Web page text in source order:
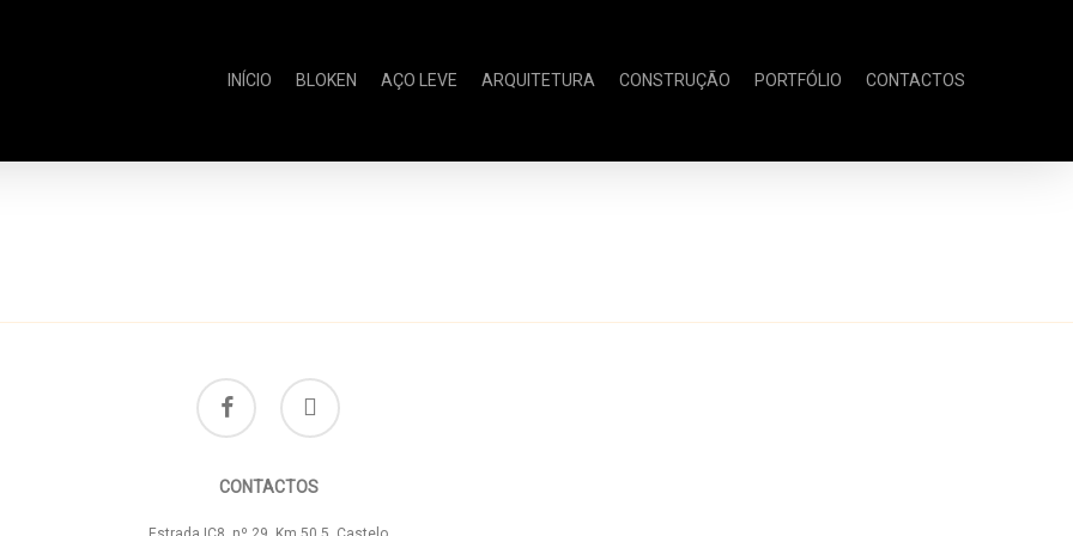
INÍCIO BLOKEN AÇO LEVE ARQUITETURA CONSTRUÇÃO PORTFÓLIO CONTACTOS
facebook instagram
CONTACTOS